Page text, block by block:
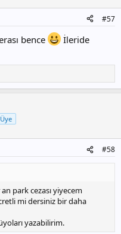
#57
bence
İleride
#58
park cezası yiyecem
mi dersiniz bir daha
yazabilirim.